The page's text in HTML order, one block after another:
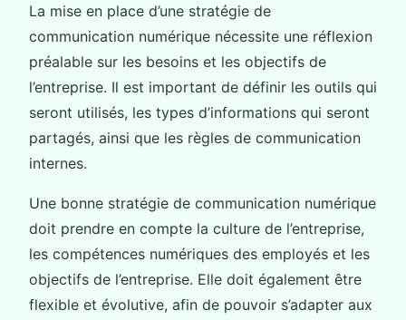
La mise en place d’une stratégie de
communication numérique nécessite une réflexion
préalable sur les besoins et les objectifs de
l’entreprise. Il est important de définir les outils qui
seront utilisés, les types d’informations qui seront
partagés, ainsi que les règles de communication
internes.
Une bonne stratégie de communication numérique
doit prendre en compte la culture de l’entreprise,
les compétences numériques des employés et les
objectifs de l’entreprise. Elle doit également être
flexible et évolutive, afin de pouvoir s’adapter aux